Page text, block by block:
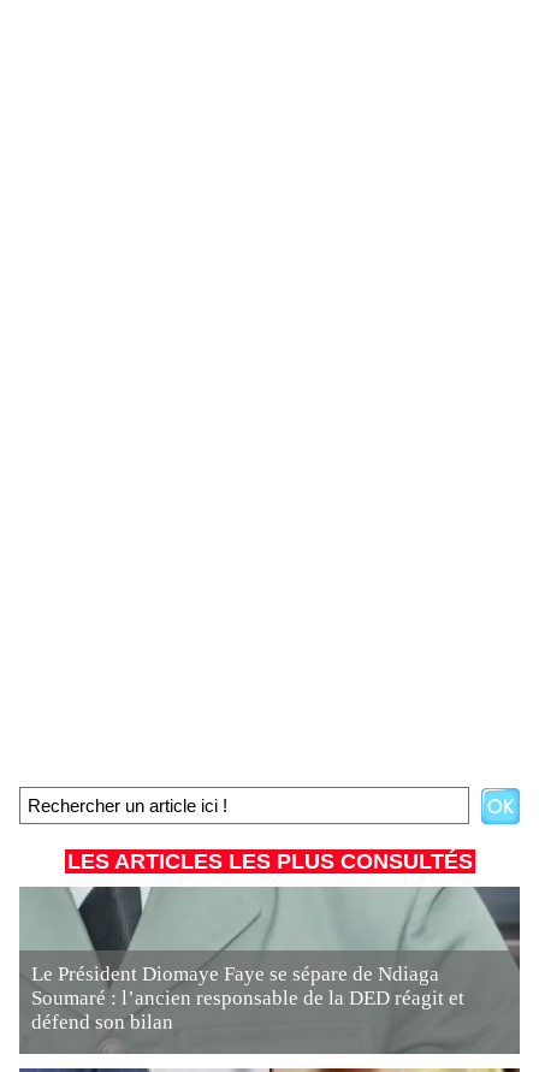
LES ARTICLES LES PLUS CONSULTÉS
Le Président Diomaye Faye se sépare de Ndiaga
Soumaré : l’ancien responsable de la DED réagit et
défend son bilan